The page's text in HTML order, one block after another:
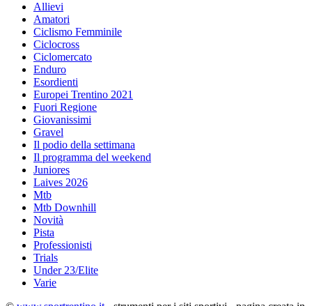
Allievi
Amatori
Ciclismo Femminile
Ciclocross
Ciclomercato
Enduro
Esordienti
Europei Trentino 2021
Fuori Regione
Giovanissimi
Gravel
Il podio della settimana
Il programma del weekend
Juniores
Laives 2026
Mtb
Mtb Downhill
Novità
Pista
Professionisti
Trials
Under 23/Elite
Varie